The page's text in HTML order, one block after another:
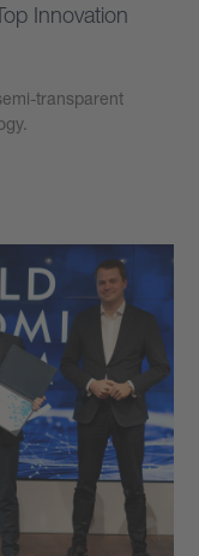
Innovation
transparent